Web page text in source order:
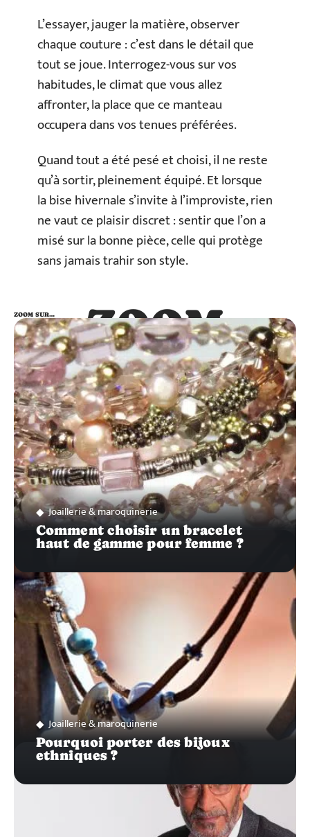
L’essayer, jauger la matière, observer
chaque couture : c’est dans le détail que
tout se joue. Interrogez-vous sur vos
habitudes, le climat que vous allez
affronter, la place que ce manteau
occupera dans vos tenues préférées.
Quand tout a été pesé et choisi, il ne reste
qu’à sortir, pleinement équipé. Et lorsque
la bise hivernale s’invite à l’improviste, rien
ne vaut ce plaisir discret : sentir que l’on a
misé sur la bonne pièce, celle qui protège
sans jamais trahir son style.
ZOOM
SUR…
ZOOM SUR…
Joaillerie & maroquinerie
Comment choisir un bracelet
haut de gamme pour femme ?
Joaillerie & maroquinerie
Pourquoi porter des bijoux
ethniques ?